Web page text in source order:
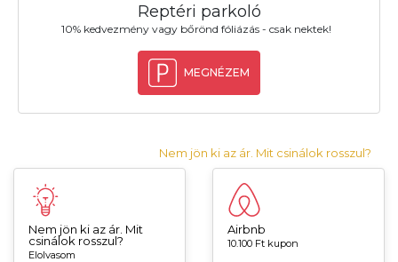
Reptéri parkoló
10% kedvezmény vagy bőrönd fóliázás - csak nektek!
MEGNÉZEM
Nem jön ki az ár. Mit csinálok rosszul?
Nem jön ki az ár. Mit
csinálok rosszul?
Elolvasom
Airbnb
10.100 Ft kupon